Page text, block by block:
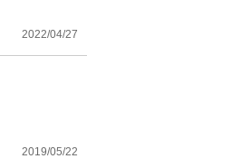
2022/04/27
2019/05/22